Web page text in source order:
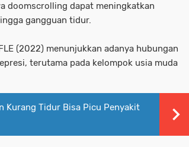
doomscrolling dapat meningkatkan
gangguan tidur.
(2022) menunjukkan adanya hubungan
terutama pada kelompok usia muda
Kurang Tidur Bisa Picu Penyakit